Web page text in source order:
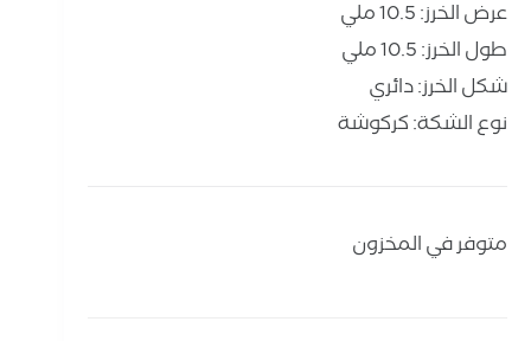
عرض الخرز: 10.5 ملي
طول الخرز: 10.5 ملي
شكل الخرز: دائري
نوع الشكة: كركوشة
متوفر في المخزون